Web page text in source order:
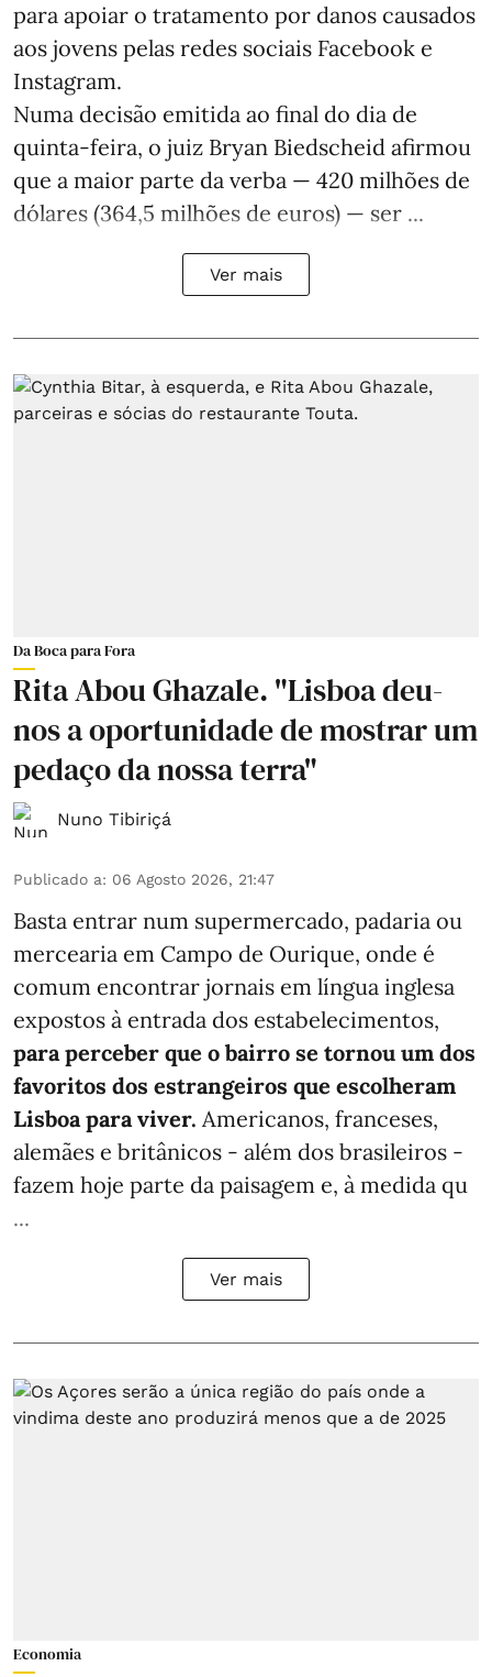
para apoiar o tratamento por danos causados
aos jovens pelas redes sociais Facebook e
Instagram.
Numa decisão emitida ao final do dia de
quinta-feira, o juiz Bryan Biedscheid afirmou
que a maior parte da verba — 420 milhões de
dólares (364,5 milhões de euros) — ser ...
Ver mais
Da Boca para Fora
Rita Abou Ghazale. "Lisboa deu-
nos a oportunidade de mostrar um
pedaço da nossa terra"
Nuno Tibiriçá
Publicado a: 06 Agosto 2026, 21:47
Basta entrar num supermercado, padaria ou
mercearia em Campo de Ourique, onde é
comum encontrar jornais em língua inglesa
expostos à entrada dos estabelecimentos,
para perceber que o bairro se tornou um dos
favoritos dos estrangeiros que escolheram
Lisboa para viver. Americanos, franceses,
alemães e britânicos - além dos brasileiros -
fazem hoje parte da paisagem e, à medida qu
...
Ver mais
Economia